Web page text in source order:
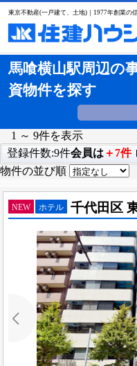
東京不動産(一戸建て、土地)｜1977年創業の
馬喰横山駅周辺の
資物件を探す
1 ～ 9件を表示
登録件数:9件会員は ＋7件
物件の並び順
NEW ホテル 千代田区